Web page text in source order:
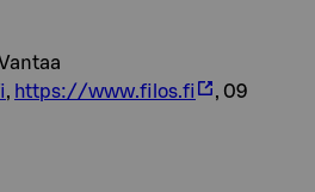
, https://www.filos.fi
, 09